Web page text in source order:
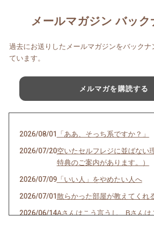
メールマガジン バック
過去にお送りしたメールマガジンをバックナ
ています。
メルマガを購読する
2026/08/01 「ああ、そっち系ですか？」
2026/07/20空いたセルフレジに並ばない
特典のご案内があります。）
2026/07/09「いい人」をやめたい人へ
2026/07/01散らかった部屋が教えてくれ
2026/06/14Aさんはこう言うし、Bさん